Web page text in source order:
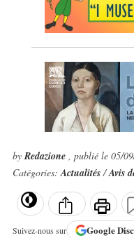
byRedazione , publié le 05/
Catégories:Actualités/Avis
Suivez-nous sur Google